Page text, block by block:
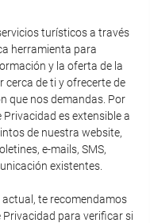
turísticos a través
herramienta para
y la oferta de la
cerca de ti y ofrecerte de
que nos demandas. Por
es extensible a
de nuestra website,
e-mails, SMS,
existentes.
te recomendamos
para verificar si